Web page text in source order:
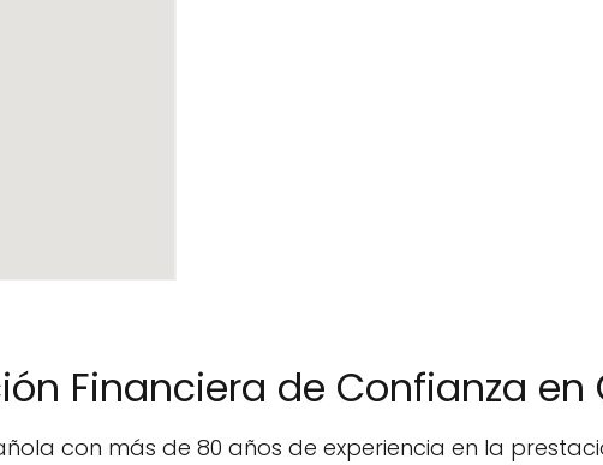
Financiera de Confianza en
con más de 80 años de experiencia en la